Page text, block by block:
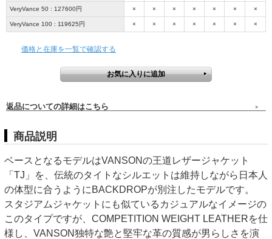
VeryVance 50 : 127600円 × × × × × × ×
VeryVance 100 : 119625円 × × × × × × ×
価格と在庫を一覧で確認する
返品についての詳細はこちら
商品説明
ベースとなるモデルはVANSONの王道レザージャケット
「TJ」を、伝統のタイトなシルエットは維持しながら日本人
の体型に合うようにBACKDROPが別注したモデルです。
スタジアムジャケットにも似ているカジュアルなイメージの
このタイプですが、COMPETITION WEIGHT LEATHERを仕
様し、VANSON独特な艶と堅牢な革の質感が男らしさを演